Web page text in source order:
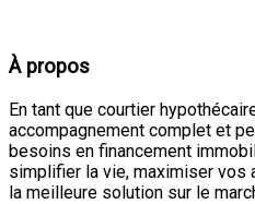
À propos
En tant que courtier
accompagnement complet et
besoins en financement
simplifier la vie, maximiser vos
la meilleure solution sur le